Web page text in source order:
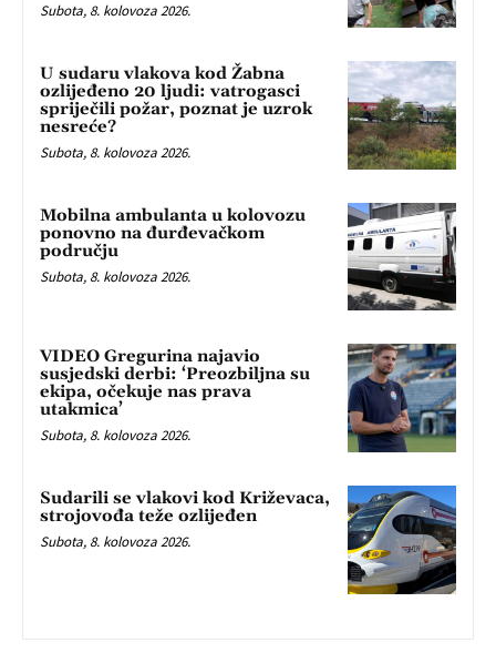
Subota, 8. kolovoza 2026.
U sudaru vlakova kod Žabna
ozlijeđeno 20 ljudi: vatrogasci
spriječili požar, poznat je uzrok
nesreće?
Subota, 8. kolovoza 2026.
Mobilna ambulanta u kolovozu
ponovno na đurđevačkom
području
Subota, 8. kolovoza 2026.
VIDEO Gregurina najavio
susjedski derbi: ‘Preozbiljna su
ekipa, očekuje nas prava
utakmica’
Subota, 8. kolovoza 2026.
Sudarili se vlakovi kod Križevaca,
strojovođa teže ozlijeđen
Subota, 8. kolovoza 2026.